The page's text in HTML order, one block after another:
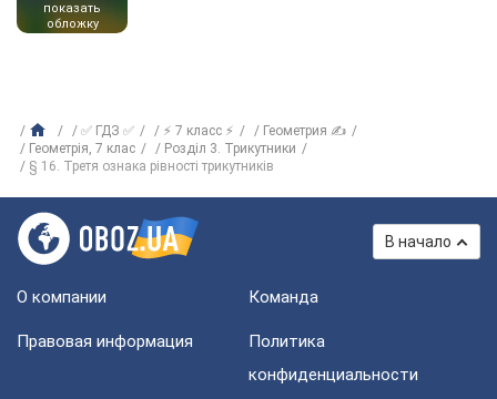
показать
обложку
✅ ГДЗ ✅ ⚡ 7 класс ⚡
Геометрия ✍
Геометрія, 7 клас
Розділ 3. Трикутники
§ 16. Третя ознака рівності трикутників
В начало
О компании Команда
Правовая информация
Политика
конфиденциальности